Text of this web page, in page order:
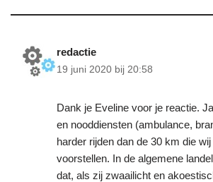
redactie
19 juni 2020 bij 20:58
Dank je Eveline voor je reactie.
en nooddiensten (ambulance,
harder rijden dan de 30 km die
voorstellen. In de algemene
dat, als zij zwaailicht en